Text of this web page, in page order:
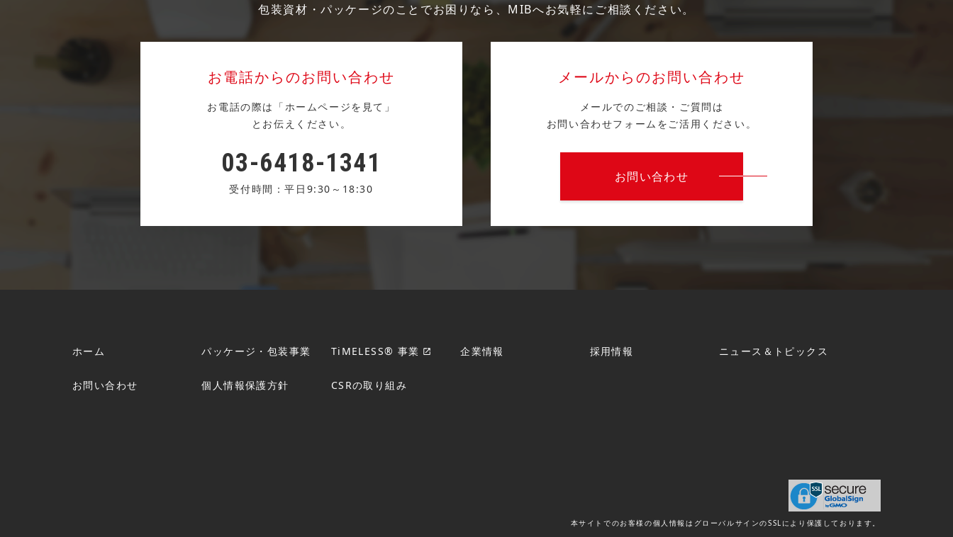
包装資材・パッケージのことでお困りなら、MIBへお気軽にご相談ください。
お電話からのお問い合わせ
お電話の際は「ホームページを見て」
とお伝えください。
03-6418-1341
受付時間：平日9:30～18:30
メールからのお問い合わせ
メールでのご相談・ご質問は
お問い合わせフォームをご活用ください。
お問い合わせ
ホーム パッケージ・包装事業 TiMELESS® 事業 企業情報 採用情報 ニュース＆トピックス
お問い合わせ 個人情報保護方針 CSRの取り組み
本サイトでのお客様の個人情報はグローバルサインのSSLにより保護しております。